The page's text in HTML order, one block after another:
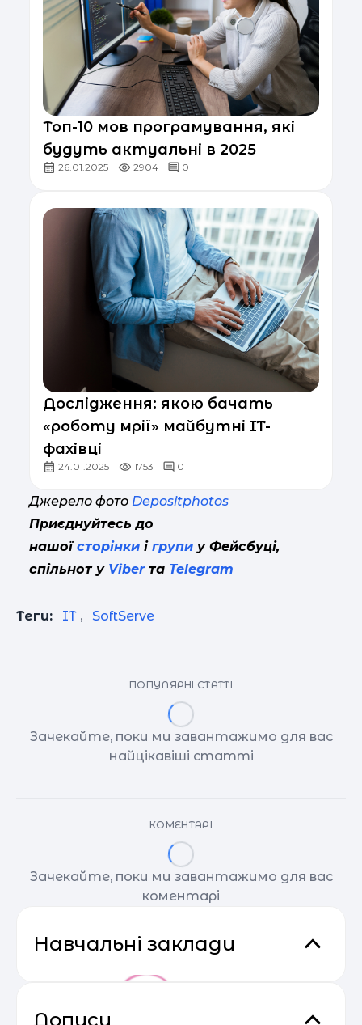
Топ-10 мов програмування, які
будуть актуальні в 2025
26.01.2025 2904 0
Дослідження: якою бачать
«роботу мрії» майбутні IT-
фахівці
24.01.2025 1753 0
Джерело фото Depositphotos
Приєднуйтесь до
нашої сторінки і групи у Фейсбуці,
спільнот у Viberта Telegram
Теги: IT , SoftServe
ПОПУЛЯРНІ СТАТТІ
Зачекайте, поки ми завантажимо для вас
найцікавіші статті
КОМЕНТАРІ
Зачекайте, поки ми завантажимо для вас
коментарі
Навчальні заклади
Дописи